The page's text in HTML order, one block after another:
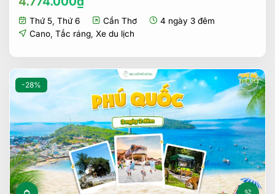
Thứ 5, Thứ 6 Cần Thơ
4 ngày 3 đêm
Cano, Tắc ráng, Xe du lịch
-28%